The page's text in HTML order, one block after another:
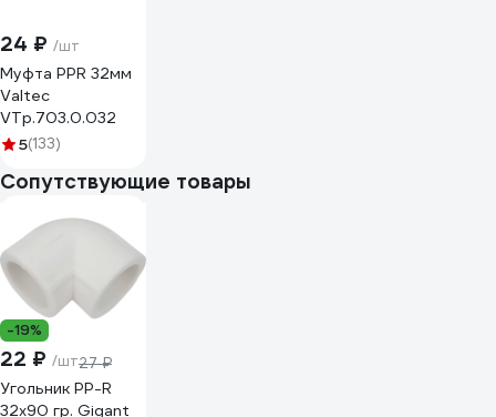
24 ₽ /шт
Муфта PPR 32мм
Valtec
VTp.703.0.032
5(133)
Сопутствующие товары
-19%
22 ₽ /шт27 ₽
Угольник PP-R
32x90 гр. Gigant